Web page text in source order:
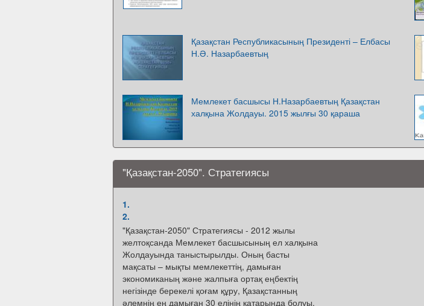
Қазақстан Республикасының Президенті – Елбасы
Н.Ә. Назарбаевтың
Мемлекет басшысы Н.Назарбаевтың Қазақстан
халқына Жолдауы. 2015 жылғы 30 қараша
"Қазақстан-2050". Стратегиясы
1.
2.
"Қазақстан-2050" Стратегиясы - 2012 жылы
желтоқсанда Мемлекет басшысының ел халқына
Жолдауында таныстырылды. Оның басты
мақсаты – мықты мемлекеттің, дамыған
экономиканың және жалпыға ортақ еңбектің
негізінде берекелі қоғам құру, Қазақстанның
әлемнің ең дамыған 30 елінің қатарында болуы.